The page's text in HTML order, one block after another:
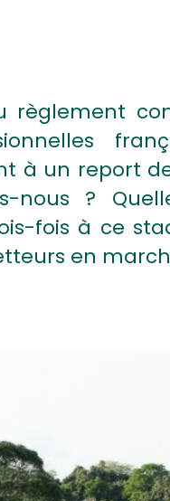
règlement
à un report
?
fois à ce
en